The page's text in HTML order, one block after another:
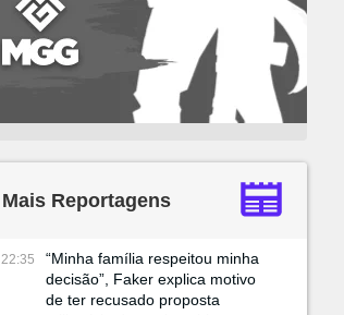
Mais Reportagens
22:35
“Minha família respeitou minha
decisão”, Faker explica motivo
de ter recusado proposta